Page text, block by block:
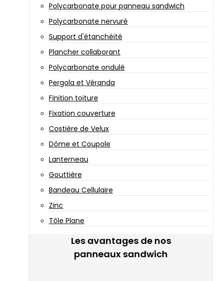
Polycarbonate pour panneau sandwich
Polycarbonate nervuré
Support d'étanchéité
Plancher collaborant
Polycarbonate ondulé
Pergola et Véranda
Finition toiture
Fixation couverture
Costière de Velux
Dôme et Coupole
Lanterneau
Gouttière
Bandeau Cellulaire
Zinc
Tôle Plane
Les avantages de nos
panneaux sandwich